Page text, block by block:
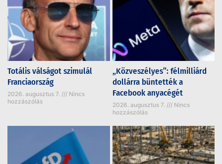
Totális válságot szimulál
Franciaország
2026. augusztus 7.
Nincs
hozzászólás
„Közveszélyes”: félmilliárd
dollárra büntették a
Facebook anyacégét
2026. augusztus 7.
Nincs
hozzászólás